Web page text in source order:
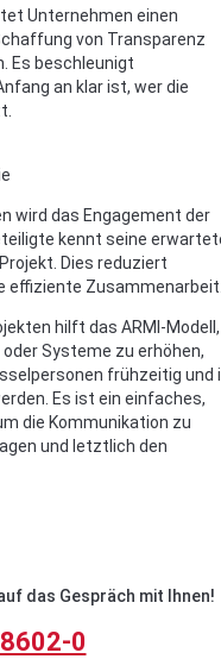
Unternehmen einen
von Transparenz
Es beschleunigt
an klar ist, wer die
wird das Engagement der
kennt seine
Dies reduziert
effiziente
hilft das ARMI-Modell,
Systeme zu erhöhen,
frühzeitig und
Es ist ein einfaches,
die Kommunikation zu
und letztlich den
das Gespräch mit Ihnen!
0